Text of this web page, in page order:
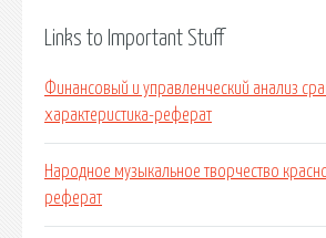
Links to Important Stuff
Финансовый и управленческий анализ
характеристика-реферат
Народное музыкальное творчество
реферат